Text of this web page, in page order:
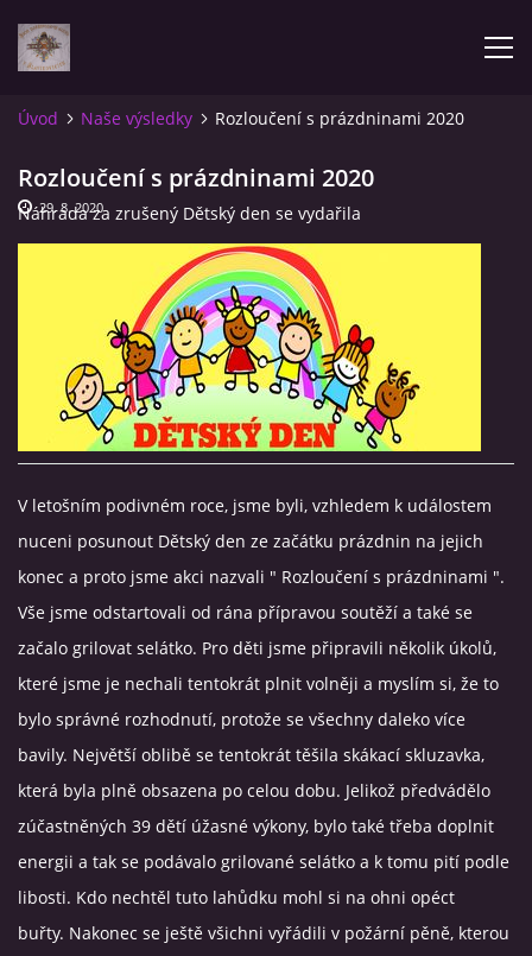
ÚVOD
POZVÁNKY NA SOUTĚŽE
NAŠE VÝSLEDKY
ZPRÁVY
FOTOALBUM
VIDEA
ZPRÁVY Z OSH KLATOVY
HISTORIE
KDE NÁS NAJDETE
NAŠE TECHNIKA
POMOCNÍCI A ZAJÍMAVOSTI
Úvod Naše výsledky Rozloučení s prázdninami 2020
Rozloučení s prázdninami 2020
Náhrada za zrušený Dětský den se vydařila
29. 8. 2020
V letošním podivném roce, jsme byli, vzhledem k událostem
nuceni posunout Dětský den ze začátku prázdnin na jejich
konec a proto jsme akci nazvali " Rozloučení s prázdninami ".
Vše jsme odstartovali od rána přípravou soutěží a také se
začalo grilovat selátko. Pro děti jsme připravili několik úkolů,
které jsme je nechali tentokrát plnit volněji a myslím si, že to
bylo správné rozhodnutí, protože se všechny daleko více
bavily. Největší oblibě se tentokrát těšila skákací skluzavka,
která byla plně obsazena po celou dobu. Jelikož předvádělo
zúčastněných 39 dětí úžasné výkony, bylo také třeba doplnit
energii a tak se podávalo grilované selátko a k tomu pití podle
libosti. Kdo nechtěl tuto lahůdku mohl si na ohni opéct
buřty. Nakonec se ještě všichni vyřádili v požární pěně, kterou